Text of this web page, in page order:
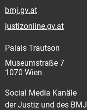
bmj.gv.at
justizonline.gv.at
Palais Trautson
Museumstraße 7
1070 Wien
Social Media Kanäle
der Justiz und des BMJ